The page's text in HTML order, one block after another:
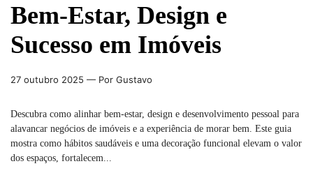
Bem-Estar, Design e
Sucesso em Imóveis
27 outubro 2025 — Por Gustavo
Descubra como alinhar bem-estar, design e desenvolvimento pessoal para
alavancar negócios de imóveis e a experiência de morar bem. Este guia
mostra como hábitos saudáveis e uma decoração funcional elevam o valor
dos espaços, fortalecem...